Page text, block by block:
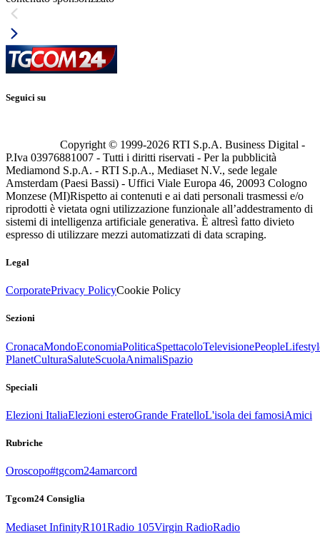
Seguici su
Copyright © 1999-2026 RTI S.p.A. Business Digital -
P.Iva 03976881007 - Tutti i diritti riservati - Per la pubblicità
Mediamond S.p.A. - RTI S.p.A., Mediaset N.V., sede legale
Amsterdam (Paesi Bassi) - Uffici Viale Europa 46, 20093 Cologno
Monzese (MI)Rispetto ai contenuti e ai dati personali trasmessi e/o
riprodotti è vietata ogni utilizzazione funzionale all’addestramento di
sistemi di intelligenza artificiale generativa. È altresì fatto divieto
espresso di utilizzare mezzi automatizzati di data scraping.
Legal
CorporatePrivacy PolicyCookie Policy
Sezioni
CronacaMondoEconomiaPoliticaSpettacoloTelevisionePeople
PlanetCulturaSaluteScuolaAnimaliSpazio
Speciali
Elezioni ItaliaElezioni esteroGrande FratelloL'isola dei famosiAmici
Rubriche
Oroscopo#tgcom24amarcord
Tgcom24 Consiglia
Mediaset InfinityR101Radio 105Virgin RadioRadio